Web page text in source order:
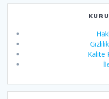
Kalite